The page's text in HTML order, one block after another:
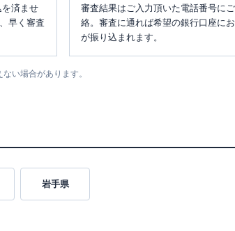
を済ませ
早く審査
審査結果はご入力頂いた電話番号に
絡。審査に通れば希望の銀行口座に
が振り込まれます。
い場合があります。
岩手県